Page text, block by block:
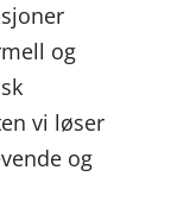
og
vi løser
og